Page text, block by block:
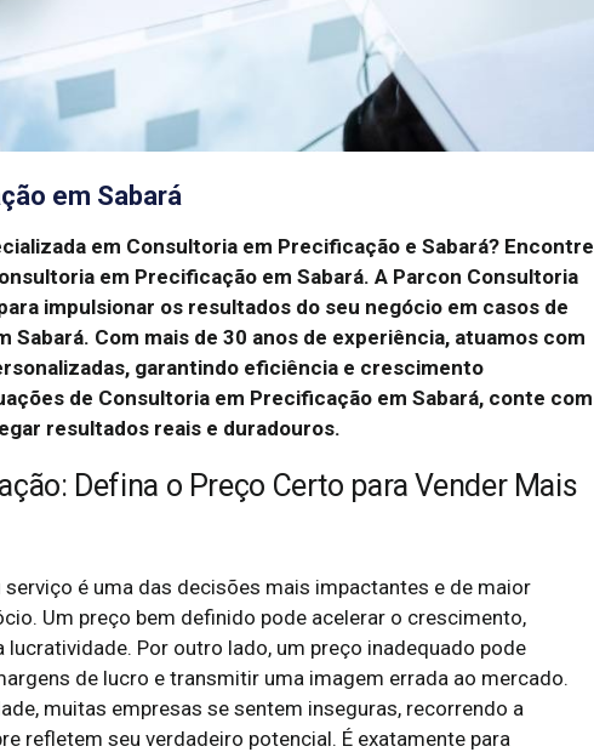
em Sabará
em Consultoria em Precificação e Sabará? Encontre
em Precificação em Sabará. A Parcon Consultoria
impulsionar os resultados do seu negócio em casos de
Sabará. Com mais de 30 anos de experiência, atuamos com
garantindo eficiência e crescimento
de Consultoria em Precificação em Sabará, conte com
resultados reais e duradouros.
Defina o Preço Certo para Vender Mais
é uma das decisões mais impactantes e de maior
Um preço bem definido pode acelerar o crescimento,
Por outro lado, um preço inadequado pode
de lucro e transmitir uma imagem errada ao mercado.
muitas empresas se sentem inseguras, recorrendo a
refletem seu verdadeiro potencial. É exatamente para